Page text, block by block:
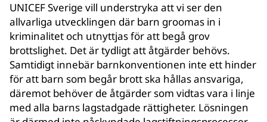
UNICEF Sverige vill understryka att vi ser den
allvarliga utvecklingen där barn groomas in i
kriminalitet och utnyttjas för att begå grov
brottslighet. Det är tydligt att åtgärder behövs.
Samtidigt innebär barnkonventionen inte ett hinder
för att barn som begår brott ska hållas ansvariga,
däremot behöver de åtgärder som vidtas vara i linje
med alla barns lagstadgade rättigheter. Lösningen